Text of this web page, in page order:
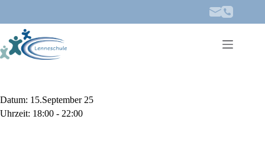
springen
Datum: 15.September 25
Uhrzeit: 18:00 - 22:00